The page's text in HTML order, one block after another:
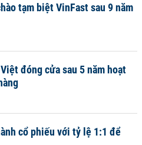
tạm biệt VinFast sau 9 năm
đóng cửa sau 5 năm hoạt
cổ phiếu với tỷ lệ 1:1 để